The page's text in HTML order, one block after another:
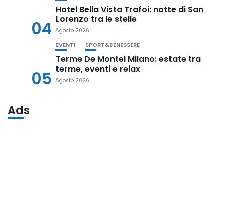
04
Hotel Bella Vista Trafoi: notte di San
Lorenzo tra le stelle
Agosto 2026
05
EVENTI SPORT&BENESSERE
Terme De Montel Milano: estate tra
terme, eventi e relax
Agosto 2026
Ads